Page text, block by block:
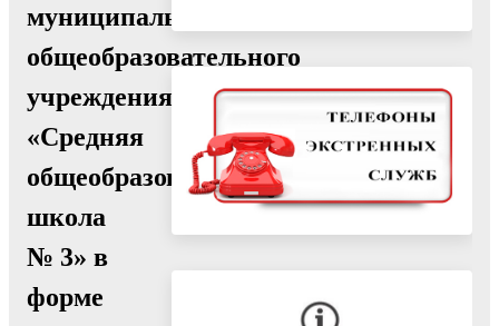
муниципального
общеобразовательного
учреждения
«Средняя
общеобразовательная
школа
№ 3» в
форме